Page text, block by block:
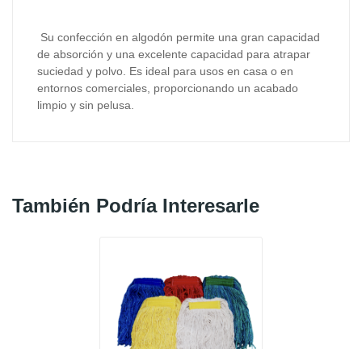
Su confección en algodón permite una gran capacidad
de absorción y una excelente capacidad para atrapar
suciedad y polvo. Es ideal para usos en casa o en
entornos comerciales, proporcionando un acabado
limpio y sin pelusa.
También Podría Interesarle